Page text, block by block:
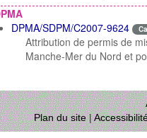
DPMA/SDPM/C2007-9624
Attribution de permis de
Manche-Mer du Nord et
Plan du site|